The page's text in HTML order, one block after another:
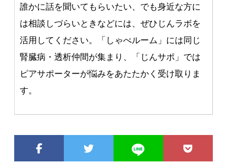
誰かに話を聞いてもらいたい、でも身近な方に
は相談しづらいときなどには、ぜひじんラボを
活用してください。「しゃべルーム」には同じ
腎臓病・透析仲間が集まり、「じんサポ」では
ピアサポーターが悩みをあたたかく受け取りま
す。